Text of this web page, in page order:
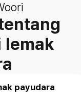
lemak
payudara